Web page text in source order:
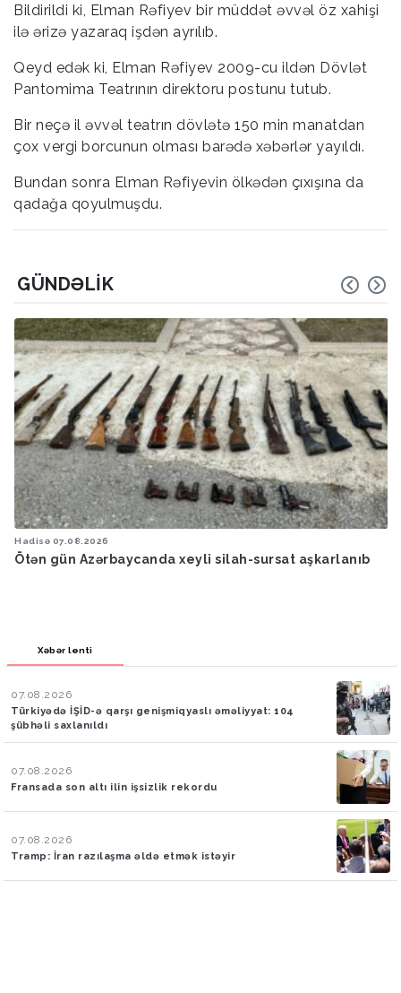
Bildirildi ki, Elman Rəfiyev bir müddət əvvəl öz xahişi
ilə ərizə yazaraq işdən ayrılıb.
Qeyd edək ki, Elman Rəfiyev 2009-cu ildən Dövlət
Pantomima Teatrının direktoru postunu tutub.
Bir neçə il əvvəl teatrın dövlətə 150 min manatdan
çox vergi borcunun olması barədə xəbərlər yayıldı.
Bundan sonra Elman Rəfiyevin ölkədən çıxışına da
qadağa qoyulmuşdu.
GÜNDƏLIK
Hadisə 07.08.2026
Ötən gün Azərbaycanda xeyli silah-sursat aşkarlanıb
Xəbər lenti
07.08.2026
Türkiyədə İŞİD-ə qarşı genişmiqyaslı əməliyyat: 104
şübhəli saxlanıldı
07.08.2026
Fransada son altı ilin işsizlik rekordu
07.08.2026
Tramp: İran razılaşma əldə etmək istəyir